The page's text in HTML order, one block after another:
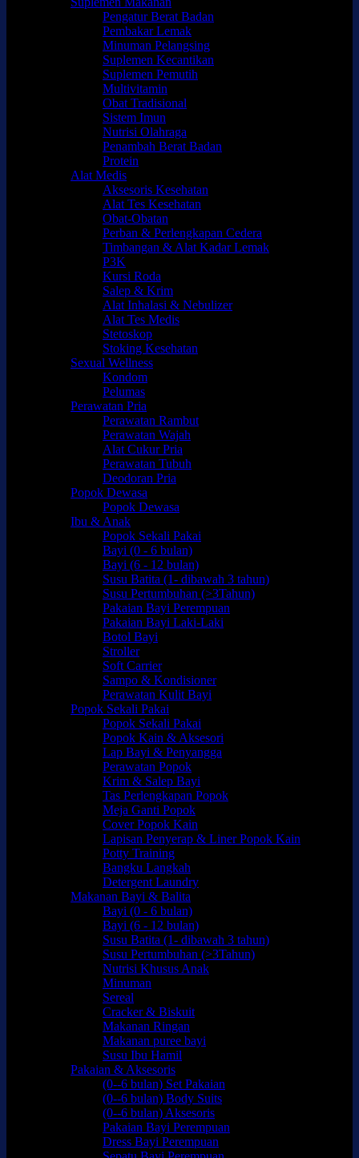
Pengatur Berat Badan
Pembakar Lemak
Minuman Pelangsing
Suplemen Kecantikan
Suplemen Pemutih
Multivitamin
Obat Tradisional
Sistem Imun
Nutrisi Olahraga
Penambah Berat Badan
Protein
Alat Medis
Aksesoris Kesehatan
Alat Tes Kesehatan
Obat-Obatan
Perban & Perlengkapan Cedera
Timbangan & Alat Kadar Lemak
P3K
Kursi Roda
Salep & Krim
Alat Inhalasi & Nebulizer
Alat Tes Medis
Stetoskop
Stoking Kesehatan
Sexual Wellness
Kondom
Pelumas
Perawatan Pria
Perawatan Rambut
Perawatan Wajah
Alat Cukur Pria
Perawatan Tubuh
Deodoran Pria
Popok Dewasa
Popok Dewasa
Ibu & Anak
Popok Sekali Pakai
Bayi (0 - 6 bulan)
Bayi (6 - 12 bulan)
Susu Batita (1- dibawah 3 tahun)
Susu Pertumbuhan (>3Tahun)
Pakaian Bayi Perempuan
Pakaian Bayi Laki-Laki
Botol Bayi
Stroller
Soft Carrier
Sampo & Kondisioner
Perawatan Kulit Bayi
Popok Sekali Pakai
Popok Sekali Pakai
Popok Kain & Aksesori
Lap Bayi & Penyangga
Perawatan Popok
Krim & Salep Bayi
Tas Perlengkapan Popok
Meja Ganti Popok
Cover Popok Kain
Lapisan Penyerap & Liner Popok Kain
Potty Training
Bangku Langkah
Detergent Laundry
Makanan Bayi & Balita
Bayi (0 - 6 bulan)
Bayi (6 - 12 bulan)
Susu Batita (1- dibawah 3 tahun)
Susu Pertumbuhan (>3Tahun)
Nutrisi Khusus Anak
Minuman
Sereal
Cracker & Biskuit
Makanan Ringan
Makanan puree bayi
Susu Ibu Hamil
Pakaian & Aksesoris
(0--6 bulan) Set Pakaian
(0--6 bulan) Body Suits
(0--6 bulan) Aksesoris
Pakaian Bayi Perempuan
Dress Bayi Perempuan